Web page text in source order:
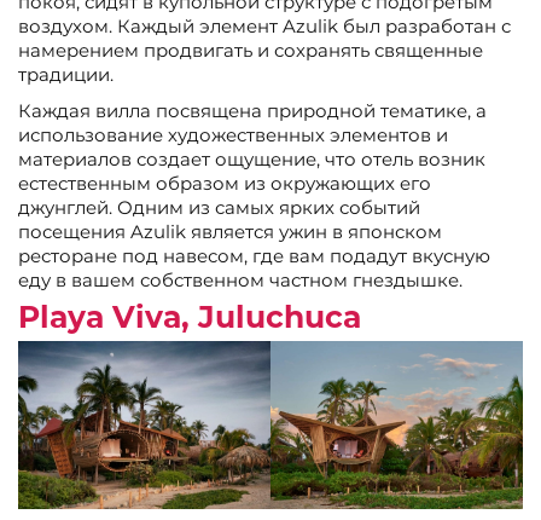
воздухом. Каждый элемент Azulik был разработан с
намерением продвигать и сохранять священные
традиции.
Каждая вилла посвящена природной тематике, а
использование художественных элементов и
материалов создает ощущение, что отель возник
естественным образом из окружающих его
джунглей. Одним из самых ярких событий
посещения Azulik является ужин в японском
ресторане под навесом, где вам подадут вкусную
еду в вашем собственном частном гнездышке.
Playa Viva, Juluchuca